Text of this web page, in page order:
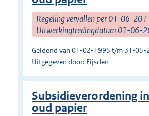
Regeling vervallen per 01-06-
Uitwerkingtredingdatum 01-06-
Geldend van 01-02-1995 t/m 31-05-
Uitgegeven door: Eijsden
Subsidieverordening
oud papier